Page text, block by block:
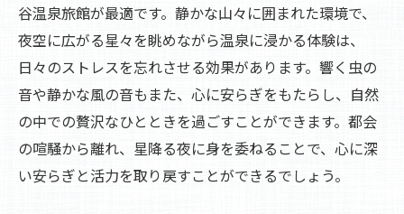
谷温泉旅館が最適です。静かな山々に囲まれた環境で、
夜空に広がる星々を眺めながら温泉に浸かる体験は、
日々のストレスを忘れさせる効果があります。響く虫の
音や静かな風の音もまた、心に安らぎをもたらし、自然
の中での贅沢なひとときを過ごすことができます。都会
の喧騒から離れ、星降る夜に身を委ねることで、心に深
い安らぎと活力を取り戻すことができるでしょう。